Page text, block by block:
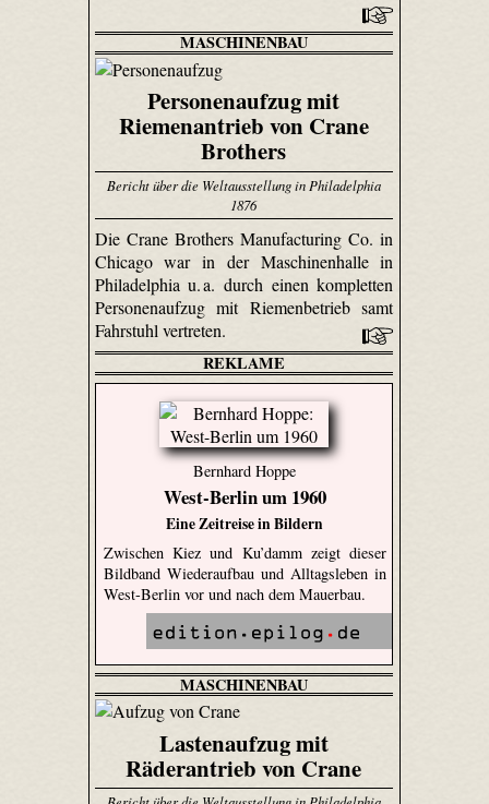
MASCHINENBAU
Personenaufzug mit
Riemenantrieb von Crane
Brothers
Bericht über die Weltausstellung in Philadelphia
1876
Die Crane Brothers Manu­factu­ring Co. in
Chicago war in der Maschinenhalle in
Philadelphia u. a. durch einen kompletten
Personenaufzug mit Riemenbetrieb samt
Fahrstuhl vertreten.
REKLAME
Bernhard Hoppe
West-Berlin um 1960
Eine Zeitreise in Bildern
Zwischen Kiez und Ku’damm zeigt dieser
Bildband Wiederaufbau und Alltagsleben in
West-Berlin vor und nach dem Mauerbau.
MASCHINENBAU
Lastenaufzug mit
Räderantrieb von Crane